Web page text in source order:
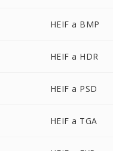
HEIF a BMP
HEIF a HDR
HEIF a PSD
HEIF a TGA